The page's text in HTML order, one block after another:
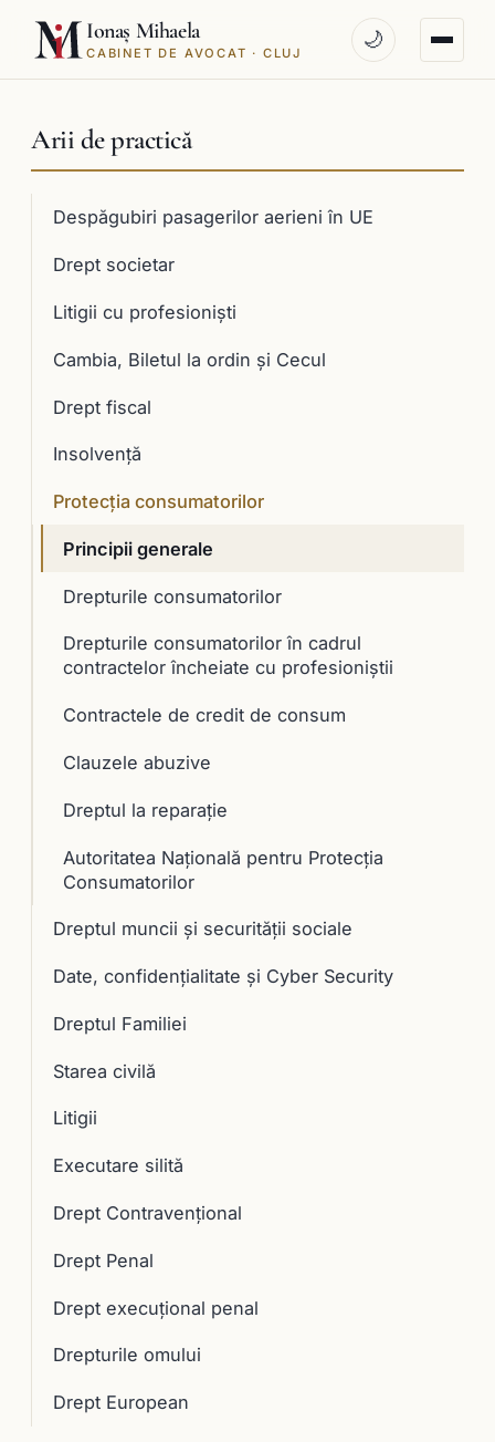
Ionaș Mihaela
CABINET DE AVOCAT · CLUJ
🌙
Arii de practică
Despăgubiri pasagerilor aerieni în UE
Drept societar
Litigii cu profesioniști
Cambia, Biletul la ordin și Cecul
Drept fiscal
Insolvență
Protecția consumatorilor
Principii generale
Drepturile consumatorilor
Drepturile consumatorilor în cadrul
contractelor încheiate cu profesioniştii
Contractele de credit de consum
Clauzele abuzive
Dreptul la reparaţie
Autoritatea Naţională pentru Protecţia
Consumatorilor
Dreptul muncii și securității sociale
Date, confidențialitate și Cyber Security
Dreptul Familiei
Starea civilă
Litigii
Executare silită
Drept Contravențional
Drept Penal
Drept execuţional penal
Drepturile omului
Drept European